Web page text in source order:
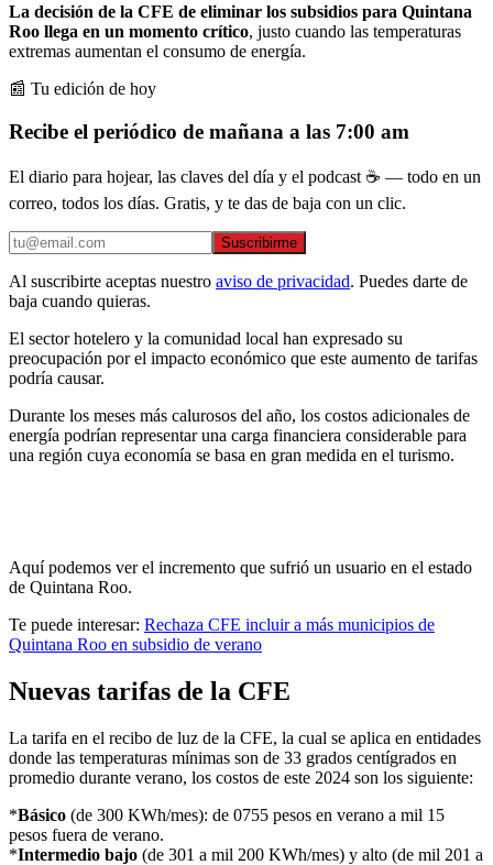
La decisión de la CFE de eliminar los subsidios para Quintana
Roo llega en un momento crítico, justo cuando las temperaturas
extremas aumentan el consumo de energía.
📰 Tu edición de hoy
Recibe el periódico de mañana a las 7:00 am
El diario para hojear, las claves del día y el podcast ☕ — todo en un
correo, todos los días. Gratis, y te das de baja con un clic.
Suscribirme
Al suscribirte aceptas nuestro aviso de privacidad. Puedes darte de
baja cuando quieras.
El sector hotelero y la comunidad local han expresado su
preocupación por el impacto económico que este aumento de tarifas
podría causar.
Durante los meses más calurosos del año, los costos adicionales de
energía podrían representar una carga financiera considerable para
una región cuya economía se basa en gran medida en el turismo.
Aquí podemos ver el incremento que sufrió un usuario en el estado
de Quintana Roo.
Te puede interesar: Rechaza CFE incluir a más municipios de
Quintana Roo en subsidio de verano
Nuevas tarifas de la CFE
La tarifa en el recibo de luz de la CFE, la cual se aplica en entidades
donde las temperaturas mínimas son de 33 grados centígrados en
promedio durante verano, los costos de este 2024 son los siguiente:
*Básico (de 300 KWh/mes): de 0755 pesos en verano a mil 15
pesos fuera de verano.
*Intermedio bajo (de 301 a mil 200 KWh/mes) y alto (de mil 201 a